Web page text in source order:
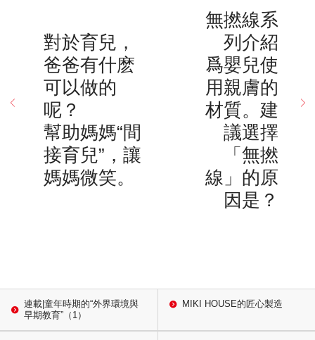
對於育兒，
爸爸有什麽
可以做的
呢？
幫助媽媽“間
接育兒”，讓
媽媽微笑。
無撚線系
列介紹
爲嬰兒使
用親膚的
材質。建
議選擇
「無撚
線」的原
因是？
連載|童年時期的“外界環境與
早期教育”（1）
MIKI HOUSE的匠心製造